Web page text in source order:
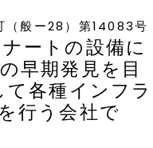
般ー28）第14083号
ートの設備に
早期発見を目
各種インフラ
行う会社で